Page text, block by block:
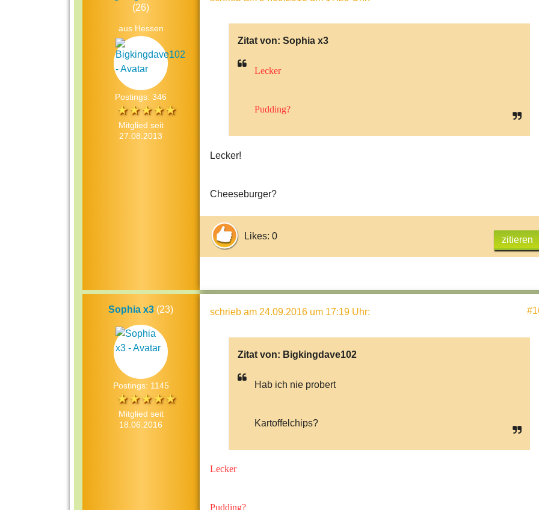
(26)
aus Hessen
Postings: 346
Mitglied seit
27.08.2013
Zitat von: Sophia x3
Lecker
Pudding?
Lecker!
Cheeseburger?
Likes: 0 zitieren
Sophia x3 (23)
Postings: 1145
Mitglied seit
18.06.2016
schrieb am 24.09.2016 um 17:19 Uhr:
Zitat von: Bigkingdave102
Hab ich nie probert
Kartoffelchips?
Lecker
Pudding?